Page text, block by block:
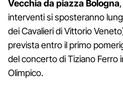
Vecchia da piazza Bologna
interventi si sposteranno
dei Cavalieri di Vittorio
prevista entro il primo
del concerto di Tiziano Ferro
Olimpico.